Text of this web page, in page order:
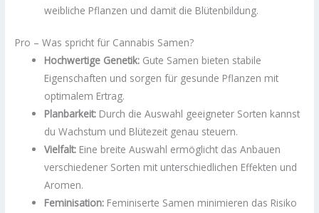
weibliche Pflanzen und damit die Blütenbildung.
Pro – Was spricht für Cannabis Samen?
Hochwertige Genetik: Gute Samen bieten stabile
Eigenschaften und sorgen für gesunde Pflanzen mit
optimalem Ertrag.
Planbarkeit: Durch die Auswahl geeigneter Sorten kannst
du Wachstum und Blütezeit genau steuern.
Vielfalt: Eine breite Auswahl ermöglicht das Anbauen
verschiedener Sorten mit unterschiedlichen Effekten und
Aromen.
Feminisation: Feminiserte Samen minimieren das Risiko